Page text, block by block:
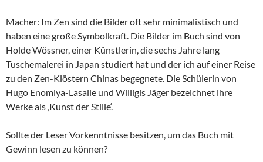
Macher: Im Zen sind die Bilder oft sehr minimalistisch und
haben eine große Symbolkraft. Die Bilder im Buch sind von
Holde Wössner, einer Künstlerin, die sechs Jahre lang
Tuschemalerei in Japan studiert hat und der ich auf einer Reise
zu den Zen-Klöstern Chinas begegnete. Die Schülerin von
Hugo Enomiya-Lasalle und Willigis Jäger bezeichnet ihre
Werke als ‚Kunst der Stille‘.
Sollte der Leser Vorkenntnisse besitzen, um das Buch mit
Gewinn lesen zu können?